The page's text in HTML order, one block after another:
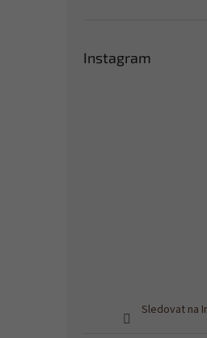
Instagram
Sledovat na